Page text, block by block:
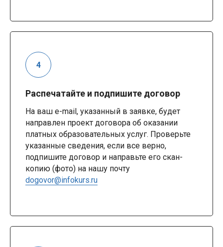
Распечатайте и подпишите договор
На ваш e-mail, указанный в заявке, будет
направлен проект договора об оказании
платных образовательных услуг. Проверьте
указанные сведения, если все верно,
подпишите договор и направьте его скан-
копию (фото) на нашу почту
dogovor@infokurs.ru